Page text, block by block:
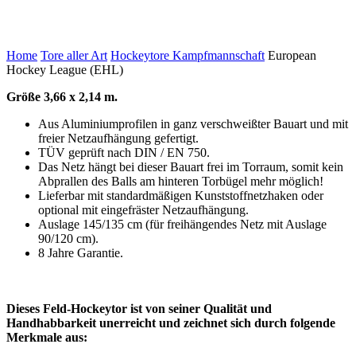
Home Tore aller Art Hockeytore Kampfmannschaft European
Hockey League (EHL)
Größe 3,66 x 2,14 m.
Aus Aluminiumprofilen in ganz verschweißter Bauart und mit
freier Netzaufhängung gefertigt.
TÜV geprüft nach DIN / EN 750.
Das Netz hängt bei dieser Bauart frei im Torraum, somit kein
Abprallen des Balls am hinteren Torbügel mehr möglich!
Lieferbar mit standardmäßigen Kunststoffnetzhaken oder
optional mit eingefräster Netzaufhängung.
Auslage 145/135 cm (für freihängendes Netz mit Auslage
90/120 cm).
8 Jahre Garantie.
Dieses Feld-Hockeytor ist von seiner Qualität und
Handhabbarkeit unerreicht und zeichnet sich durch folgende
Merkmale aus: